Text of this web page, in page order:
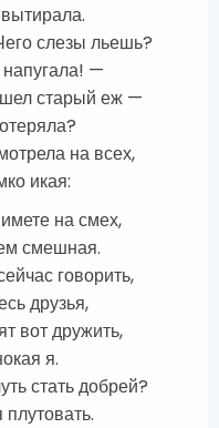
слезы льешь?
—
старый еж —
на всех,
икая:
на смех,
смешная.
говорить,
друзья,
вот дружить,
я.
стать добрей?